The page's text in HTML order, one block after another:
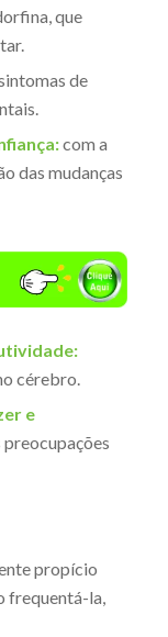
que
de
com a
das mudanças
cérebro.
e
propício
frequentá-la,